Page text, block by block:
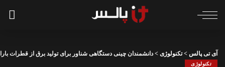
آی تی پالس >تکنولوژی >دانشمندان چینی دستگاهی شناور برای تولید برق از قطرات
تکنولوژی